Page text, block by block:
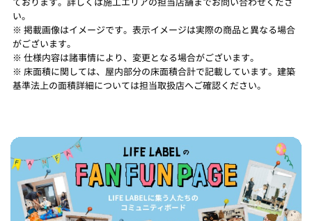
い。
※ 掲載画像はイメージです。表示イメージは実際の商品と異なる場合
がございます。
※ 仕様内容は諸事情により、変更となる場合がございます。
※ 床面積に関しては、屋内部分の床面積合計で記載しています。建築
基準法上の面積詳細については担当取扱店へご確認ください。